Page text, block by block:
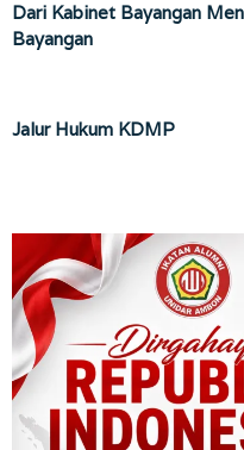
Dari Kabinet Bayangan
Bayangan
Jalur Hukum KDMP